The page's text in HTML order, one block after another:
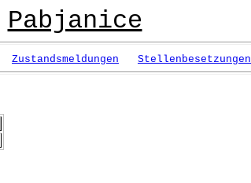
Pabjanice
Zustandsmeldungen Stellenbesetzungen